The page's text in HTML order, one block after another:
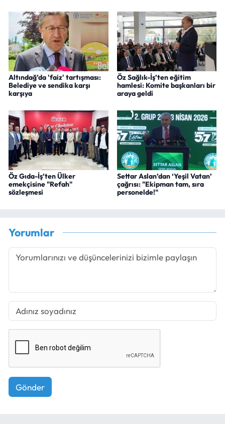
Altındağ’da 'faiz' tartışması:
Belediye ve sendika karşı
karşıya
Öz Sağlık-İş’ten eğitim
hamlesi: Komite başkanları bir
araya geldi
Öz Gıda-İş’ten Ülker
emekçisine "Refah"
sözleşmesi
Settar Aslan’dan ‘Yeşil Vatan’
çağrısı: "Ekipman tam, sıra
personelde!"
Yorumlar
Gönder